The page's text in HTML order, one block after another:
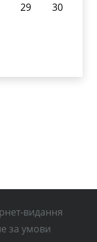
29
30
видання
за умови